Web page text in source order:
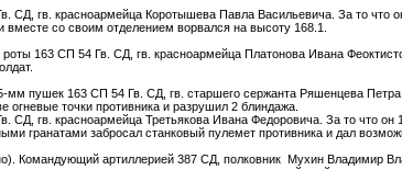
СД, гв. красноармейца Коротышева Павла Васильевича. За то что
со своим отделением ворвался на высоту 168.1.
163 СП 54 Гв. СД, гв. красноармейца Платонова Ивана
мм пушек 163 СП 54 Гв. СД, гв. старшего сержанта Ряшенцева
огневые точки противника и разрушил 2 блиндажа.
СД, гв. красноармейца Третьякова Ивана Федоровича. За то что
гранатами забросал станковый пулемет противника и дал
Командующий артиллерией 387 СД, полковник Мухин Владимир